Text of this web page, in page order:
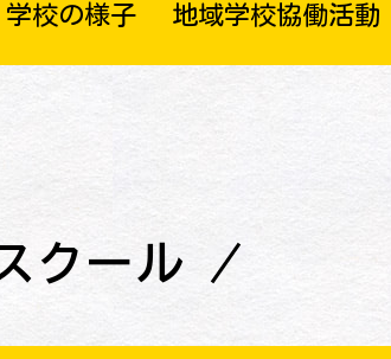
学校の様子 地域学校協働活動
クール